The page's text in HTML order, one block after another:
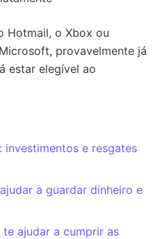
Hotmail, o Xbox ou
provavelmente já
estar elegível ao
investimentos e resgates
a guardar dinheiro e
ajudar a cumprir as